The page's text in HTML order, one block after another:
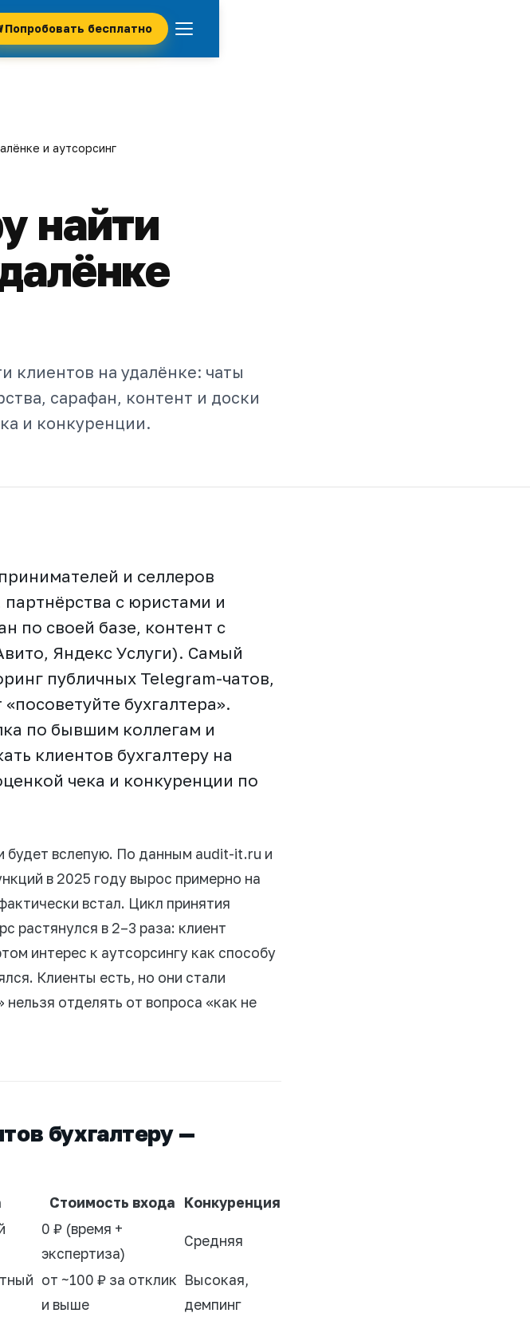
Попробовать бесплатно
и аутсорсинг
найти
клиентов на удалёнке: чаты
сарафан, контент и доски
и конкуренции.
и селлеров
с юристами и
по своей базе, контент с
Яндекс Услуги). Самый
публичных Telegram-чатов,
бухгалтера».
по бывшим коллегам и
клиентов бухгалтеру на
чека и конкуренции по
будет вслепую. По данным audit-it.ru и
в 2025 году вырос примерно на
встал. Цикл принятия
растянулся в 2–3 раза: клиент
интерес к аутсорсингу как способу
Клиенты есть, но они стали
отделять от вопроса «как не
бухгалтеру —
Стоимость входа
Конкуренция
0 ₽ (время +
экспертиза)
Средняя
от ~100 ₽ за отклик
и выше
Высокая,
демпинг